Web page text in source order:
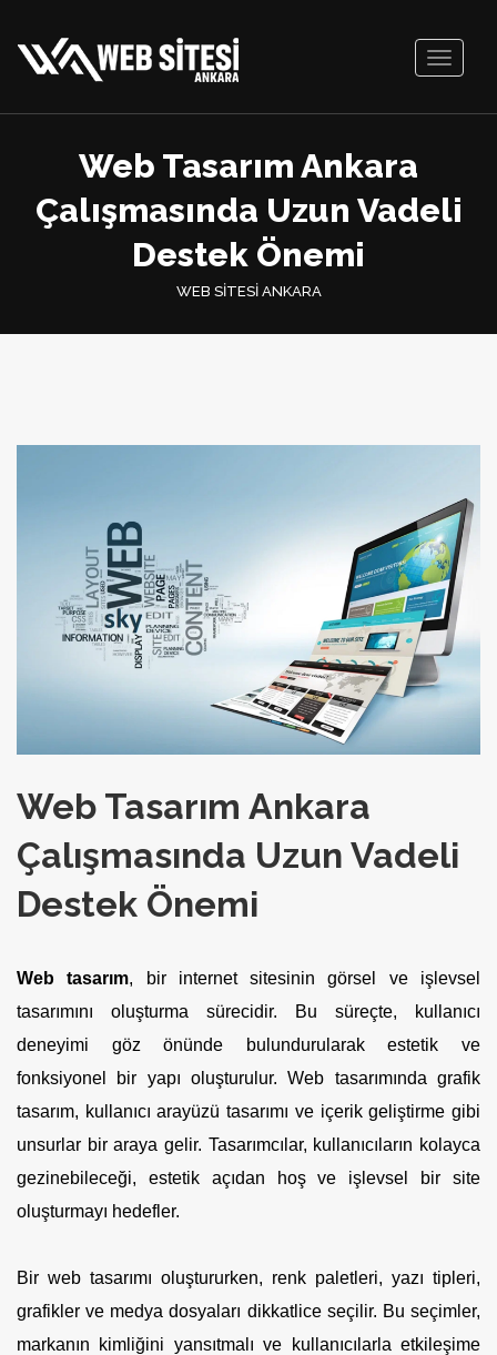
Toggle
Web Tasarım Ankara
Çalışmasında Uzun Vadeli
Destek Önemi
WEB SİTESİ ANKARA
Web Tasarım Ankara
Çalışmasında Uzun Vadeli
Destek Önemi
Web tasarım, bir internet sitesinin görsel ve işlevsel
tasarımını oluşturma sürecidir. Bu süreçte, kullanıcı
deneyimi göz önünde bulundurularak estetik ve
fonksiyonel bir yapı oluşturulur. Web tasarımında grafik
tasarım, kullanıcı arayüzü tasarımı ve içerik geliştirme gibi
unsurlar bir araya gelir. Tasarımcılar, kullanıcıların kolayca
gezinebileceği, estetik açıdan hoş ve işlevsel bir site
oluşturmayı hedefler.
Bir web tasarımı oluştururken, renk paletleri, yazı tipleri,
grafikler ve medya dosyaları dikkatlice seçilir. Bu seçimler,
markanın kimliğini yansıtmalı ve kullanıcılarla etkileşime